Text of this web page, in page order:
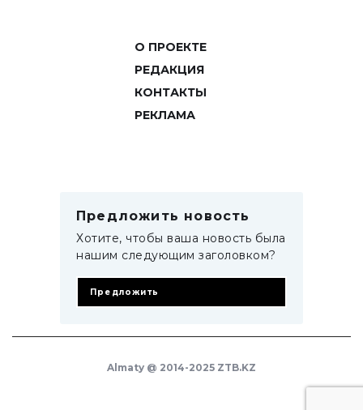
О ПРОЕКТЕ
РЕДАКЦИЯ
КОНТАКТЫ
РЕКЛАМА
Предложить новость
Хотите, чтобы ваша новость была
нашим следующим заголовком?
Предложить
Almaty @ 2014-2025 ZTB.KZ